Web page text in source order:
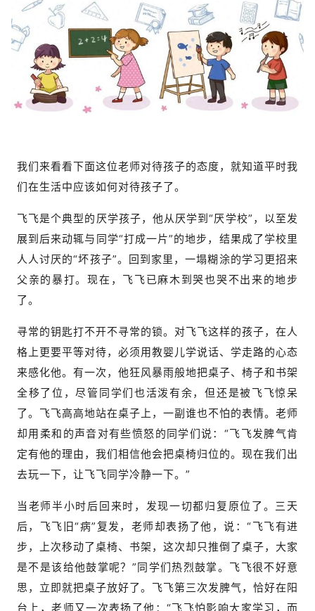
我们来看看下面这位老师对待孩子的态度，就知道平时我
们在生活中应该如何对待孩子了。
飞飞是个典型的厌学孩子，他从厌学到“厌学校”，以至发
展到后来动辄与同学“打成一片”的地步，结果成了学校里
人人讨厌的“坏孩子”。回到家里，一塌糊涂的学习更招来
父亲的暴打。现在，飞飞已麻木到哭也哭不出来的地步
了。
寻常的钥匙打不开不寻常的锁。对飞飞这样的孩子，在人
格上更要平等对待，必须用教婴儿学说话、学走路的心态
来感化他。有一次，他狂风暴雨般地把桌子、椅子和书架
全移了位，尽管同学们也活泼有余，但还是被飞飞惊呆
了。飞飞高高地站在桌子上，一副谁也不怕的表情。老师
却用柔和的声音对有些愤怒的同学们说：“飞飞发脾气肯
定有他的理由，我们相信他会把桌椅归位的。现在我们出
去玩一下，让飞飞同学冷静一下。”
当老师半小时后回来时，发现一切都归复原位了。三天
后，飞飞旧“病”复发，老师却表扬了他，说：“飞飞有进
步，上次移动了桌椅、书架，这次却只推倒了桌子，大家
是不是该给他鼓掌呢？”同学们热烈鼓掌。飞飞很不好意
思，立即就把桌子放好了。飞飞第三次发脾气，恰好在阳
台上，老师又一次表扬了他：“飞飞怕影响大家学习，而